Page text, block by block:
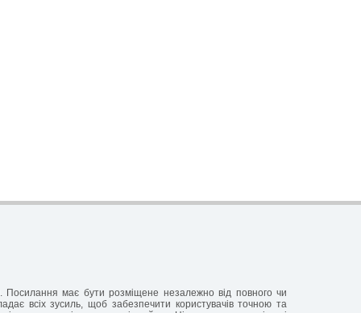
Посилання має бути розміщене незалежно від повного чи
всіх зусиль, щоб забезпечити користувачів точною та